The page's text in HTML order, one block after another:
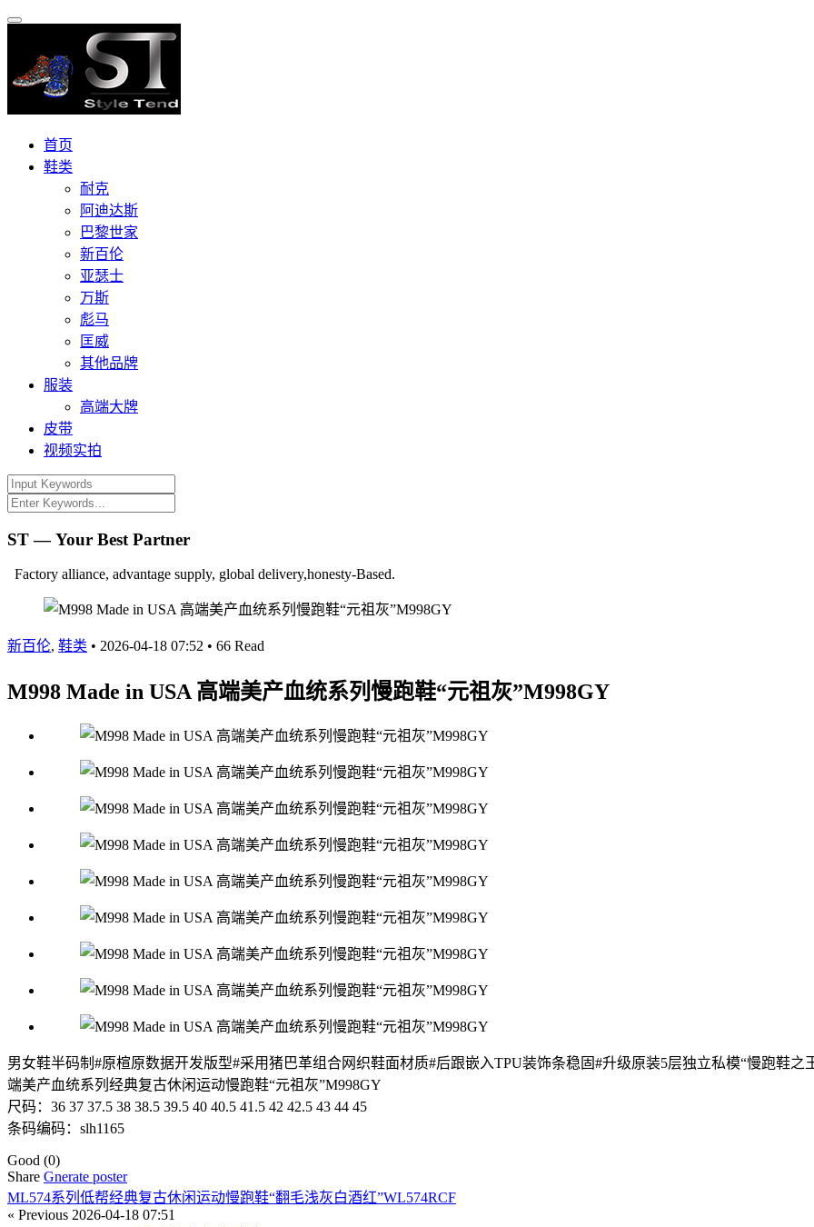
首页
鞋类
耐克
阿迪达斯
巴黎世家
新百伦
亚瑟士
万斯
彪马
匡威
其他品牌
服装
高端大牌
皮带
视频实拍
ST — Your Best Partner
Factory alliance, advantage supply, global delivery,honesty-Based.
新百伦, 鞋类 • 2026-04-18 07:52 • 66 Read
M998 Made in USA 高端美产血统系列慢跑鞋“元祖灰”M998GY
男女鞋半码制#原楦原数据开发版型#采用猪巴革组合网织鞋面材质#后跟嵌入TPU装饰条稳固#升级原装5层独立私模“慢跑鞋之
端美产血统系列经典复古休闲运动慢跑鞋“元祖灰”M998GY
尺码：36 37 37.5 38 38.5 39.5 40 40.5 41.5 42 42.5 43 44 45
条码编码：slh1165
Good (0)
Share Gnerate poster
ML574系列低帮经典复古休闲运动慢跑鞋“翻毛浅灰白酒红”WL574RCF
« Previous 2026-04-18 07:51